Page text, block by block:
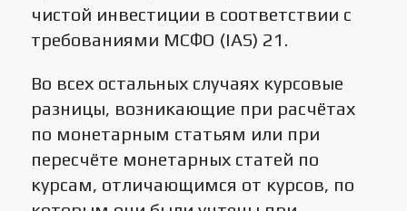
чистой инвестиции в соответствии с
требованиями МСФО (IAS) 21.
Во всех остальных случаях курсовые
разницы, возникающие при расчётах
по монетарным статьям или при
пересчёте монетарных статей по
курсам, отличающимся от курсов, по